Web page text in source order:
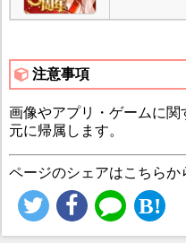
注意事項
画像やアプリ・ゲームに
元に帰属します。
ページのシェアはこちらか